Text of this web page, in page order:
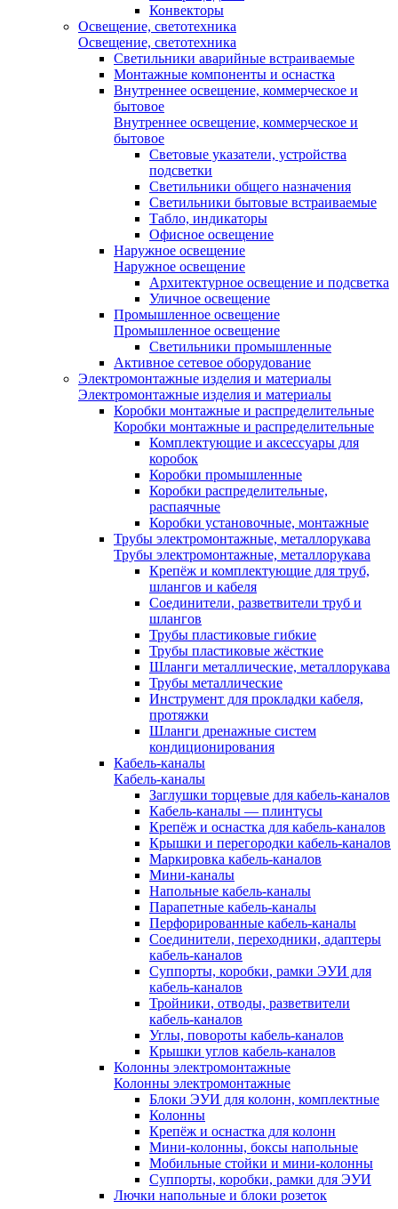
Конвекторы
Освещение, светотехника
Освещение, светотехника
Светильники аварийные встраиваемые
Монтажные компоненты и оснастка
Внутреннее освещение, коммерческое и
бытовое
Внутреннее освещение, коммерческое и
бытовое
Световые указатели, устройства
подсветки
Светильники общего назначения
Светильники бытовые встраиваемые
Табло, индикаторы
Офисное освещение
Наружное освещение
Наружное освещение
Архитектурное освещение и подсветка
Уличное освещение
Промышленное освещение
Промышленное освещение
Светильники промышленные
Активное сетевое оборудование
Электромонтажные изделия и материалы
Электромонтажные изделия и материалы
Коробки монтажные и распределительные
Коробки монтажные и распределительные
Комплектующие и аксессуары для
коробок
Коробки промышленные
Коробки распределительные,
распаячные
Коробки установочные, монтажные
Трубы электромонтажные, металлорукава
Трубы электромонтажные, металлорукава
Крепёж и комплектующие для труб,
шлангов и кабеля
Соединители, разветвители труб и
шлангов
Трубы пластиковые гибкие
Трубы пластиковые жёсткие
Шланги металлические, металлорукава
Трубы металлические
Инструмент для прокладки кабеля,
протяжки
Шланги дренажные систем
кондиционирования
Кабель-каналы
Кабель-каналы
Заглушки торцевые для кабель-каналов
Кабель-каналы — плинтусы
Крепёж и оснастка для кабель-каналов
Крышки и перегородки кабель-каналов
Маркировка кабель-каналов
Мини-каналы
Напольные кабель-каналы
Парапетные кабель-каналы
Перфорированные кабель-каналы
Соединители, переходники, адаптеры
кабель-каналов
Суппорты, коробки, рамки ЭУИ для
кабель-каналов
Тройники, отводы, разветвители
кабель-каналов
Углы, повороты кабель-каналов
Крышки углов кабель-каналов
Колонны электромонтажные
Колонны электромонтажные
Блоки ЭУИ для колонн, комплектные
Колонны
Крепёж и оснастка для колонн
Мини-колонны, боксы напольные
Мобильные стойки и мини-колонны
Суппорты, коробки, рамки для ЭУИ
Лючки напольные и блоки розеток